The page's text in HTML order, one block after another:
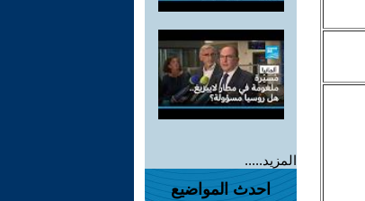
المزيد.....
احدث المواضيع